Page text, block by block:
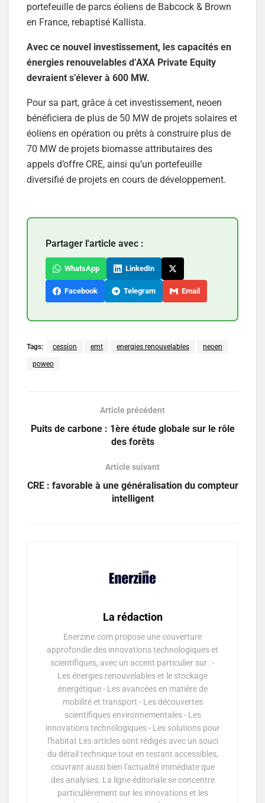
portefeuille de parcs éoliens de Babcock & Brown
en France, rebaptisé Kallista.
Avec ce nouvel investissement, les capacités en
énergies renouvelables d’AXA Private Equity
devraient s’élever à 600 MW.
Pour sa part, grâce à cet investissement, neoen
bénéficiera de plus de 50 MW de projets solaires et
éoliens en opération ou prêts à construire plus de
70 MW de projets biomasse attributaires des
appels d’offre CRE, ainsi qu’un portefeuille
diversifié de projets en cours de développement.
Partager l'article avec :
WhatsApp LinkedIn
Facebook Telegram Email
Tags: cession emt energies renouvelables neoen
poweo
Article précédent
Puits de carbone : 1ère étude globale sur le rôle
des forêts
Article suivant
CRE : favorable à une généralisation du compteur
intelligent
La rédaction
Enerzine.com propose une couverture
approfondie des innovations technologiques et
scientifiques, avec un accent particulier sur : -
Les énergies renouvelables et le stockage
énergétique - Les avancées en matière de
mobilité et transport - Les découvertes
scientifiques environnementales - Les
innovations technologiques - Les solutions pour
l'habitat Les articles sont rédigés avec un souci
du détail technique tout en restant accessibles,
couvrant aussi bien l'actualité immédiate que
des analyses. La ligne éditoriale se concentre
particulièrement sur les innovations et les